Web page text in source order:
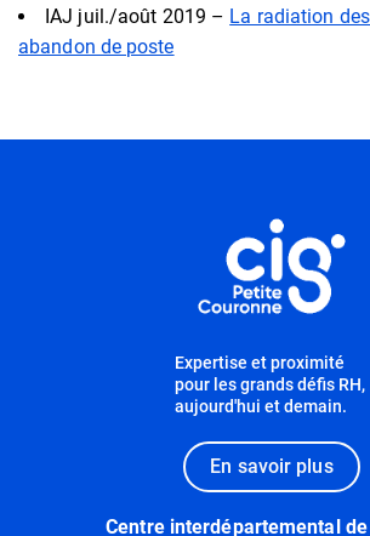
IAJ juil./août 2019 – La radiation
abandon de poste
Expertise et proximité
pour les grands défis RH,
aujourd'hui et demain.
En savoir plus
Centre interdépartemental